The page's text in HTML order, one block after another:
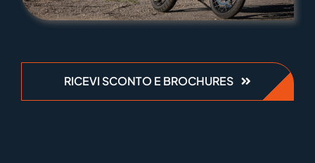
RICEVI SCONTO E BROCHURES